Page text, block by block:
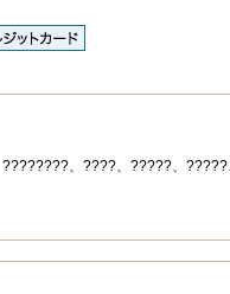
、????、?????、